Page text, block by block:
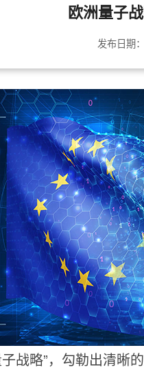
欧洲量子
发布日期
战略”，勾勒出清